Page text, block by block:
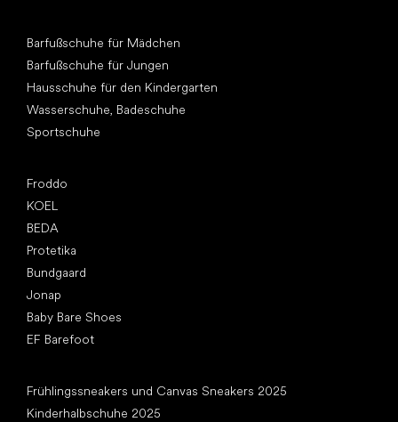
Barfußschuhe für Mädchen
Barfußschuhe für Jungen
Hausschuhe für den Kindergarten
Wasserschuhe, Badeschuhe
Sportschuhe
Froddo
KOEL
BEDA
Protetika
Bundgaard
Jonap
Baby Bare Shoes
EF Barefoot
Frühlingssneakers und Canvas Sneakers 2025
Kinderhalbschuhe 2025